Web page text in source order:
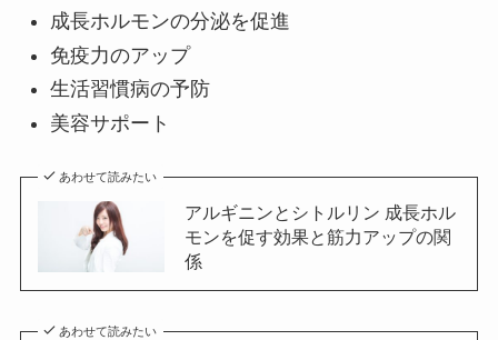
成長ホルモンの分泌を促進
免疫力のアップ
生活習慣病の予防
美容サポート
あわせて読みたい
アルギニンとシトルリン 成長ホル
モンを促す効果と筋力アップの関
係
あわせて読みたい